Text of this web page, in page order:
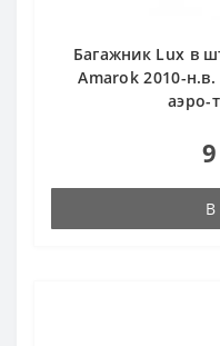
Багажник Lux в
Amarok 2010-
аэро-